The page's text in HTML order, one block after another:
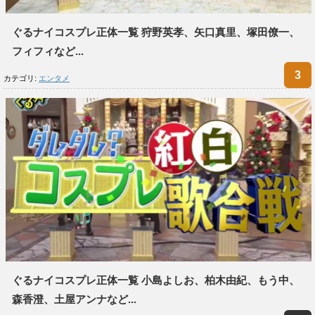
ぐるナイコスプレ正体一覧 狩野英孝、矢口真里、塚田僚一、
フィフィなど...
カテゴリ: エンタメ
ぐるナイコスプレ正体一覧 小島よしお、柏木由紀、もう中、
森香澄、土屋アンナなど...